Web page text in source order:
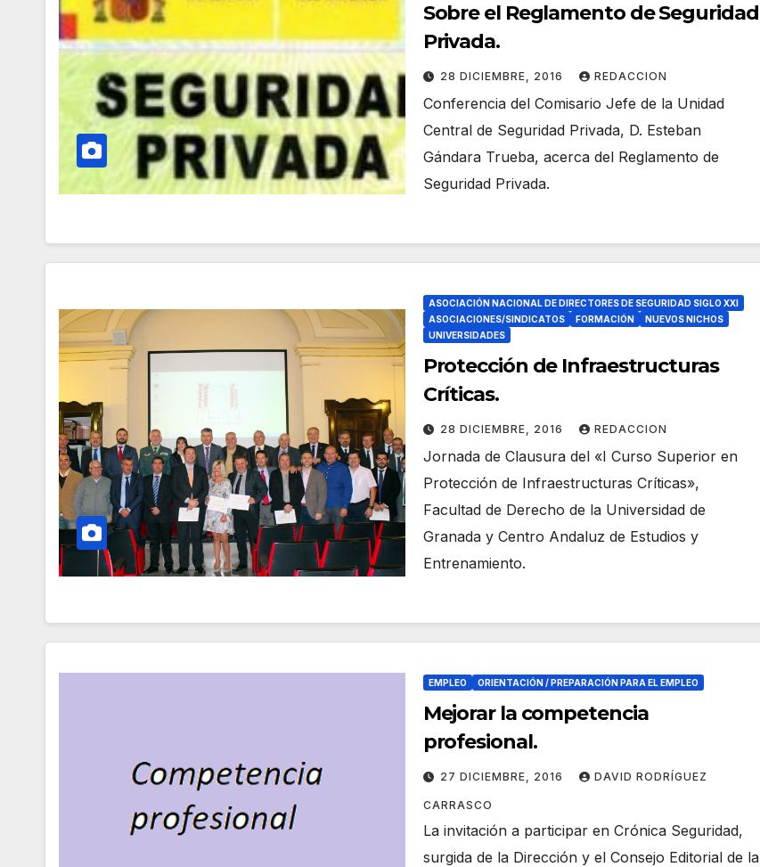
Sobre el Reglamento de Seguridad
Privada.
28 DICIEMBRE, 2016 REDACCION
Conferencia del Comisario Jefe de la Unidad
Central de Seguridad Privada, D. Esteban
Gándara Trueba, acerca del Reglamento de
Seguridad Privada.
ASOCIACIÓN NACIONAL DE DIRECTORES DE SEGURIDAD SIGLO XXI
ASOCIACIONES/SINDICATOS
FORMACIÓN
NUEVOS NICHOS
UNIVERSIDADES
Protección de Infraestructuras
Críticas.
28 DICIEMBRE, 2016 REDACCION
Jornada de Clausura del «I Curso Superior en
Protección de Infraestructuras Críticas»,
Facultad de Derecho de la Universidad de
Granada y Centro Andaluz de Estudios y
Entrenamiento.
EMPLEO ORIENTACIÓN / PREPARACIÓN PARA EL EMPLEO
Mejorar la competencia
profesional.
27 DICIEMBRE, 2016 DAVID RODRÍGUEZ
CARRASCO
La invitación a participar en Crónica Seguridad,
surgida de la Dirección y el Consejo Editorial de la